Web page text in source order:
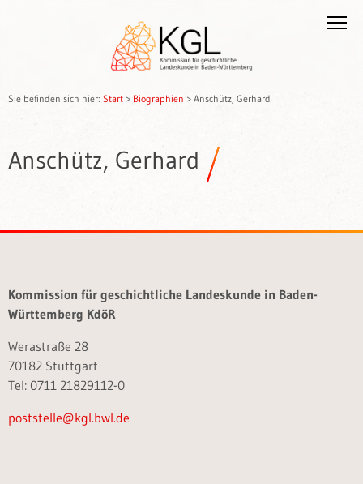
Sie befinden sich hier: Start > Biographien > Anschütz, Gerhard
Anschütz, Gerhard
Kommission für geschichtliche Landeskunde in Baden-
Württemberg KdöR
Werastraße 28
70182 Stuttgart
Tel: 0711 21829112-0
poststelle@kgl.bwl.de